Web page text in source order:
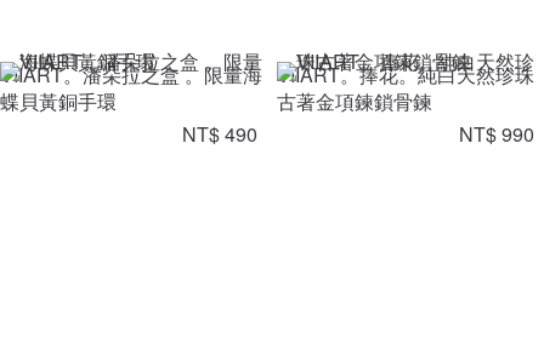
VIIART。潘朵拉之盒 。限量海
蝶貝黃銅手環
NT$ 490
VIIART。捧花。純白天然珍珠
古著金項鍊鎖骨鍊
NT$ 990